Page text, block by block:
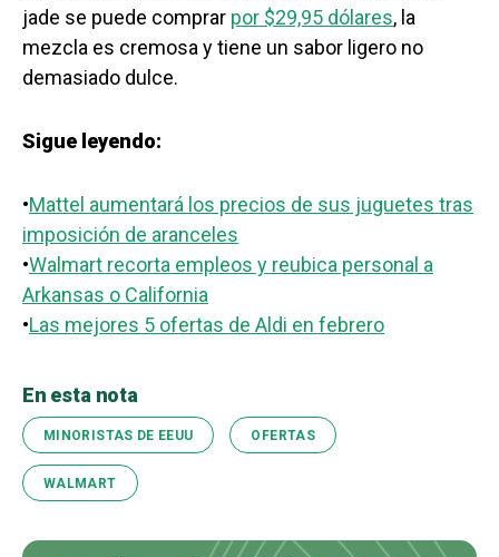
jade se puede comprar por $29,95 dólares, la
mezcla es cremosa y tiene un sabor ligero no
demasiado dulce.
Sigue leyendo:
•Mattel aumentará los precios de sus juguetes tras
imposición de aranceles
•Walmart recorta empleos y reubica personal a
Arkansas o California
•Las mejores 5 ofertas de Aldi en febrero
En esta nota
MINORISTAS DE EEUU OFERTAS
WALMART